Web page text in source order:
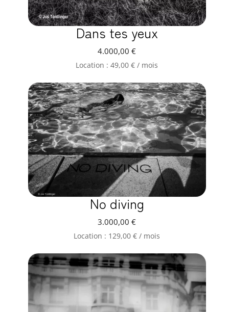
Dans tes yeux
4.000,00€
Location :49,00€ / mois
No diving
3.000,00€
Location : 129,00€ / mois